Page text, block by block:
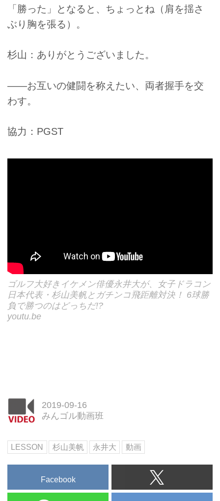
「勝った」となると、ちょっとね（肩を揺さ
ぶり胸を張る）。
杉山：ありがとうございました。
――お互いの健闘を称えたい、両者握手を交
わす。
協力：PGST
ゴルフ大好きイケメン俳優永井大が、女子ドラコン
日本代表・杉山美帆とガチンコ飛距離対決！ 6球勝
負で勝つのはどっちだ!?
youtu.be
2019-09-16
みんゴル動画班
LESSON 杉山美帆 永井大 動画
Facebook